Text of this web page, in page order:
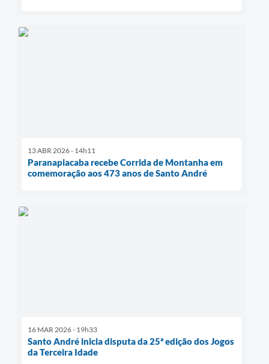
13 ABR 2026 - 14h11
Paranapiacaba recebe Corrida de Montanha em
comemoração aos 473 anos de Santo André
16 MAR 2026 - 19h33
Santo André inicia disputa da 25ª edição dos Jogos
da Terceira Idade